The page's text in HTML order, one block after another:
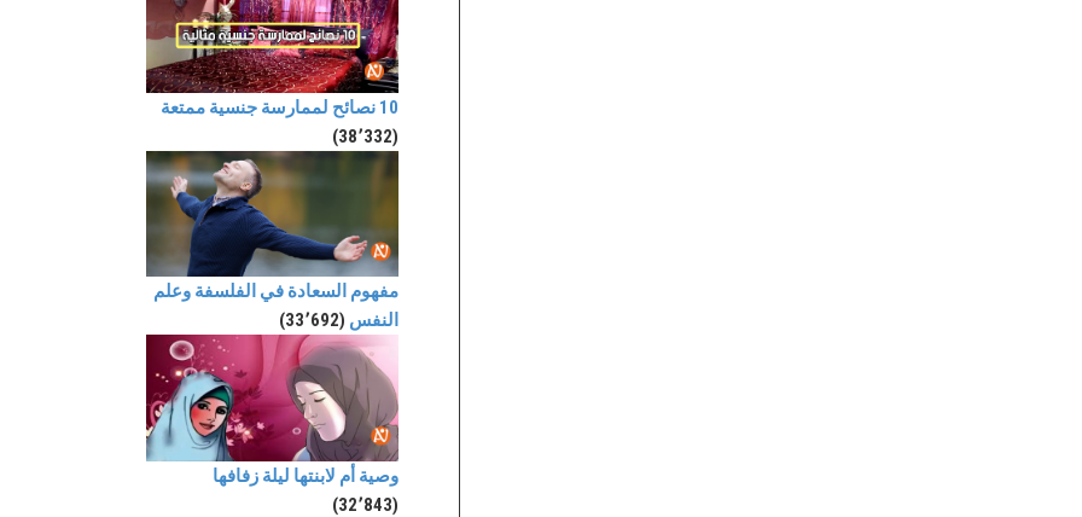
10 نصائح لممارسة جنسية ممتعة
(38٬332)
مفهوم السعادة في الفلسفة وعلم
النفس (33٬692)
وصية أم لابنتها ليلة زفافها
(32٬843)